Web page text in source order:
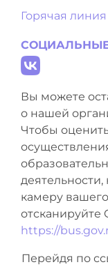
Горячая
Вы можете
о нашей
Чтобы
деятельности,
камеру
отсканируйте
https://
Перейдя по